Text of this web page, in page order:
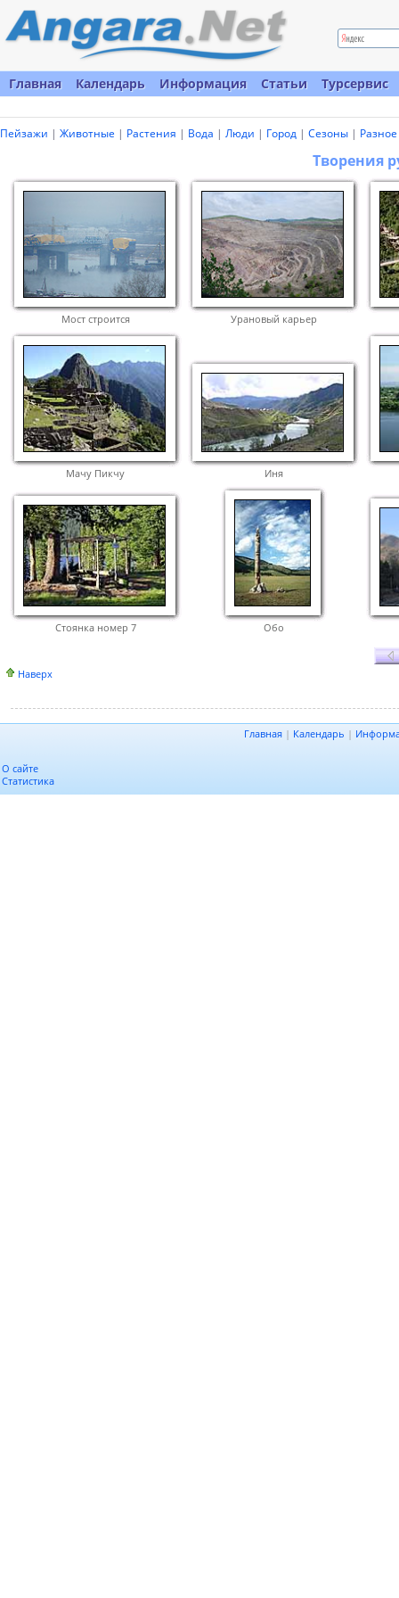
Главная Календарь Информация Статьи Турсервис
Пейзажи | Животные | Растения | Вода | Люди | Город | Сезоны | Разное
Творения
Мост строится Урановый карьер
Мачу Пикчу Иня
Стоянка номер 7 Обо
Наверх
Главная | Календарь |
О сайте
Статистика